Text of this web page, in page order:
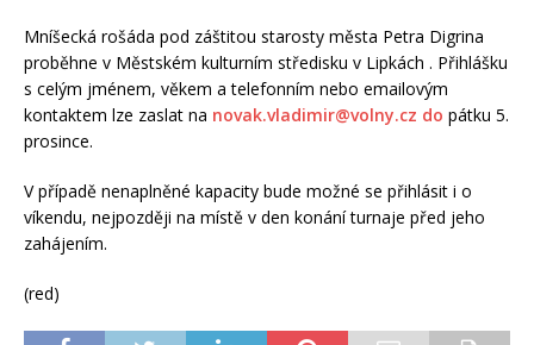
Mníšecká rošáda pod záštitou starosty města Petra Digrina
proběhne v Městském kulturním středisku v Lipkách . Přihlášku
s celým jménem, věkem a telefonním nebo emailovým
kontaktem lze zaslat na novak.vladimir@volny.cz do pátku 5.
prosince.
V případě nenaplněné kapacity bude možné se přihlásit i o
víkendu, nejpozději na místě v den konání turnaje před jeho
zahájením.
(red)